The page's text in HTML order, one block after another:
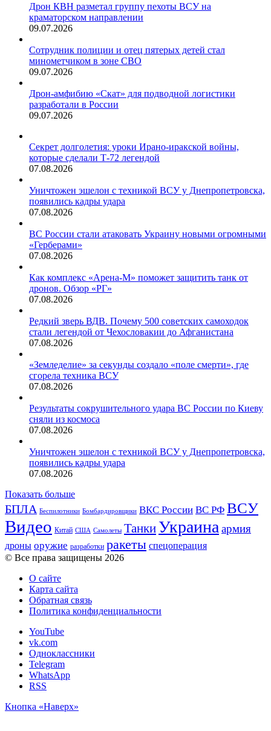
Дрон КВН разметал группу пехоты ВСУ на
краматорском направлении
09.07.2026
Сотрудник полиции и отец пятерых детей стал
минометчиком в зоне СВО
09.07.2026
Дрон-амфибию «Скат» для подводной логистики
разработали в России
09.07.2026
Секрет долголетия: уроки Ирано-иракской войны,
которые сделали Т-72 легендой
07.08.2026
Уничтожен эшелон с техникой ВСУ у Днепропетровска,
появились кадры удара
07.08.2026
ВС России стали атаковать Украину новыми огромными
«Герберами»
07.08.2026
Как комплекс «Арена-М» поможет защитить танк от
дронов. Обзор «РГ»
07.08.2026
Редкий зверь ВДВ. Почему 500 советских самоходок
стали легендой от Чехословакии до Афганистана
07.08.2026
«Земледелие» за секунды создало «поле смерти», где
сгорела техника ВСУ
07.08.2026
Результаты сокрушительного удара ВС России по Киеву
сняли из космоса
07.08.2026
Уничтожен эшелон с техникой ВСУ у Днепропетровска,
появились кадры удара
07.08.2026
Показать больше
БПЛА Беспилотники Бомбардировщики ВКС России ВС РФ ВСУ
Видео Китай США Самолеты Танки Украина армия
дроны оружие разработки ракеты спецоперация
© Все права защищены 2026
О сайте
Карта сайта
Обратная связь
Политика конфиденциальности
YouTube
vk.com
Одноклассники
Telegram
WhatsApp
RSS
Кнопка «Наверх»